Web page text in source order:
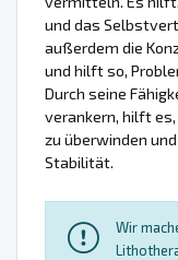
und das
außerdem die
und hilft so,
Durch seine
verankern, hilft
zu überwinden
Stabilität.
Wir